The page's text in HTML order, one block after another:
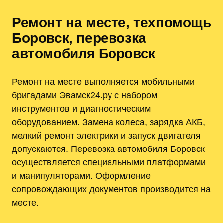
Ремонт на месте, техпомощь
Боровск, перевозка
автомобиля Боровск
Ремонт на месте выполняется мобильными
бригадами Эвамск24.ру с набором
инструментов и диагностическим
оборудованием. Замена колеса, зарядка АКБ,
мелкий ремонт электрики и запуск двигателя
допускаются. Перевозка автомобиля Боровск
осуществляется специальными платформами
и манипуляторами. Оформление
сопровождающих документов производится на
месте.